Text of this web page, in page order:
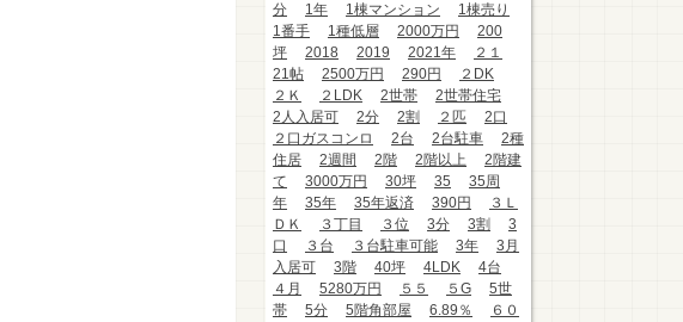
分
1年 1棟マンション
1棟売り
1番手
1種低層 2000万円
200
坪
2018 2019 2021年
２１
21帖
2500万円 290円
２DK
２Ｋ
２LDK 2世帯
2世帯住宅
2人入居可
2分 2割 ２匹
2口
２口ガスコンロ
2台 2台駐車
2種
住居
2週間 2階 2階以上
2階建
て
3000万円 30坪 35
35周
年
35年 35年返済 390円
３Ｌ
ＤＫ
３丁目 ３位 3分 3割
3
口
３台 ３台駐車可能 3年
3月
入居可
3階 40坪 4LDK
4台
４月
5280万円 ５５ ５G
5世
帯
5分 5階角部屋 6.89％
６０